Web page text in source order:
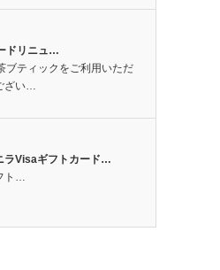
ドリニュ…
ブティックをご利用いただ
ざい…
ラVisaギフトカード…
ト…